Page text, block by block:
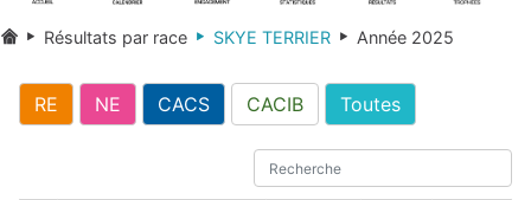
Résultats par race SKYE TERRIER Année 2025
RE NE CACS CACIB Toutes